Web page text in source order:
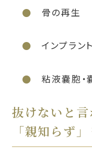
骨の再生
インプラント
粘液嚢胞・
抜けないと言
「親知らず